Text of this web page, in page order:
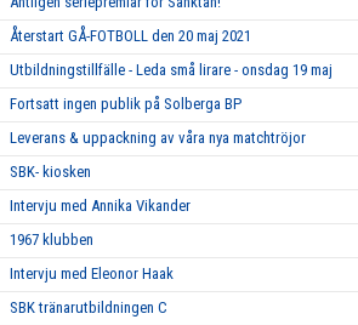
Återstart GÅ-FOTBOLL den 20 maj 2021
Utbildningstillfälle - Leda små lirare - onsdag 19 maj
Fortsatt ingen publik på Solberga BP
Leverans & uppackning av våra nya matchtröjor
SBK- kiosken
Intervju med Annika Vikander
1967 klubben
Intervju med Eleonor Haak
SBK tränarutbildningen C